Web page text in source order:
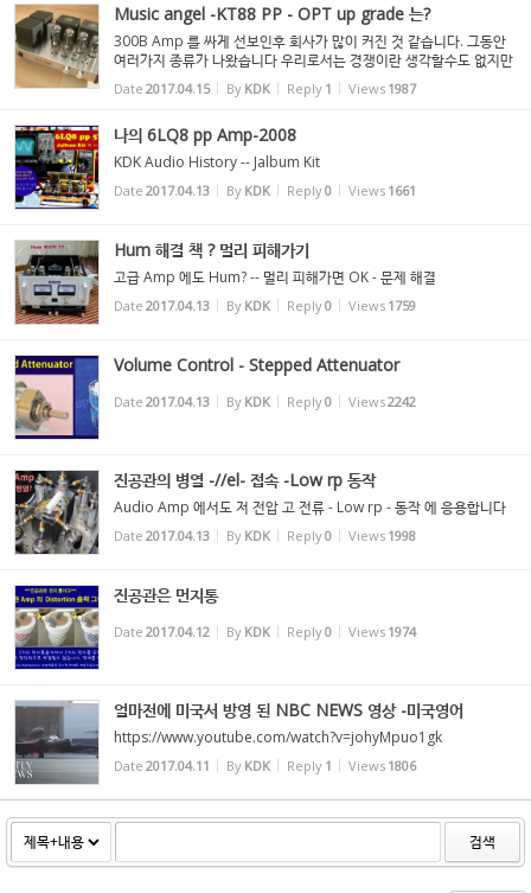
Music angel -KT88 PP - OPT up grade 는?
300B Amp 를 싸게 선보인후 회사가 많이 커진 것 같습니다. 그동안
여러가지 종류가 나왔습니다 우리로서는 경쟁이란 생각할수도 없지만
모양이 마음에든다면 회로를 손보고 OPT 를 R-core 로 교채 하면 다
른 Amp가 탄생합니다 우리에게는 이런 능력이 있습니다
Date 2017.04.15 By KDK Reply 1 Views 1987
나의 6LQ8 pp Amp-2008
KDK Audio History -- Jalbum Kit
Date 2017.04.13 By KDK Reply0 Views 1661
Hum 해결 책 ? 멀리 피해가기
고급 Amp 에도 Hum? -- 멀리 피해가면 OK - 문제 해결
Date 2017.04.13 By KDK Reply0 Views 1759
Volume Control - Stepped Attenuator
Date 2017.04.13 By KDK Reply0 Views2242
진공관의 병열 -//el- 접속 -Low rp 동작
Audio Amp 에서도 저 전압 고 전류 - Low rp - 동작 에 응용합니다
Date 2017.04.13 By KDK Reply0 Views 1998
진공관은 먼지통
Date 2017.04.12 By KDK Reply0 Views 1974
얼마전에 미국서 방영 된 NBC NEWS 영상 -미국영어
https://www.youtube.com/watch?v=johyMpuo1gk
Date 2017.04.11 By KDK Reply 1 Views 1806
검색